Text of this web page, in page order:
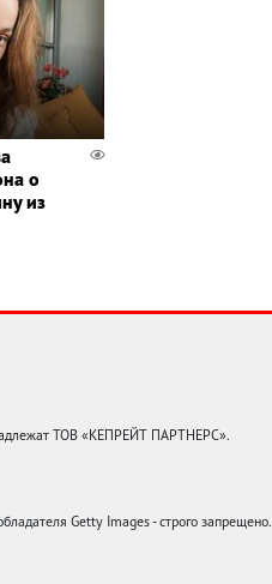
о
из
ТОВ «КЕПРЕЙТ ПАРТНЕРС».
Getty Images - строго запрещено.